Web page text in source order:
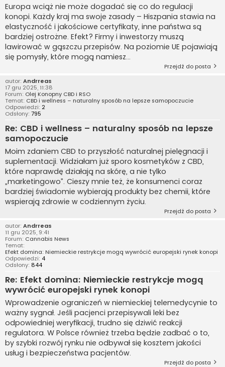
Europa wciąż nie może dogadać się co do regulacji
konopi. Każdy kraj ma swoje zasady – Hiszpania stawia na
elastyczność i jakościowe certyfikaty, inne państwa są
bardziej ostrożne. Efekt? Firmy i inwestorzy muszą
lawirować w gąszczu przepisów. Na poziomie UE pojawiają
się pomysły, które mogą namiesz...
Przejdź do posta
autor: Andrreas
17 gru 2025, 11:38
Forum: Olej Konopny CBD i RSO
Temat: CBD i wellness – naturalny sposób na lepsze samopoczucie
Odpowiedzi: 2
Odsłony: 795
Re: CBD i wellness – naturalny sposób na lepsze
samopoczucie
Moim zdaniem CBD to przyszłość naturalnej pielęgnacji i
suplementacji. Widziałam już sporo kosmetyków z CBD,
które naprawdę działają na skórę, a nie tylko
„marketingowo”. Cieszy mnie też, że konsumenci coraz
bardziej świadomie wybierają produkty bez chemii, które
wspierają zdrowie w codziennym życiu.
Przejdź do posta
autor: Andrreas
11 gru 2025, 9:41
Forum: Cannabis News
Temat:
Efekt domina: Niemieckie restrykcje mogą wywrócić europejski rynek konopi
Odpowiedzi: 4
Odsłony: 844
Re: Efekt domina: Niemieckie restrykcje mogą
wywrócić europejski rynek konopi
Wprowadzenie ograniczeń w niemieckiej telemedycynie to
ważny sygnał. Jeśli pacjenci przepisywali leki bez
odpowiedniej weryfikacji, trudno się dziwić reakcji
regulatora. W Polsce również trzeba będzie zadbać o to,
by szybki rozwój rynku nie odbywał się kosztem jakości
usług i bezpieczeństwa pacjentów.
Przejdź do posta